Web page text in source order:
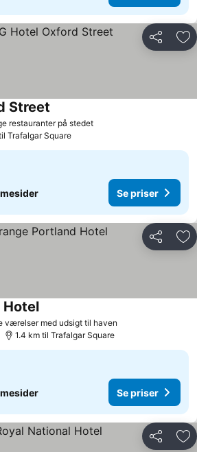
Del
restauranter på stedet
Street
Trafalgar Square
Se priser
Del
værelser med udsigt til haven
Hotel
1.4 km til Trafalgar Square
Se priser
Del